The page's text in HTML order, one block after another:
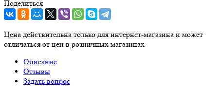
Поделиться
Цена действительна только для интернет-магазина и может
отличаться от цен в розничных магазинах
Описание
Отзывы
Задать вопрос